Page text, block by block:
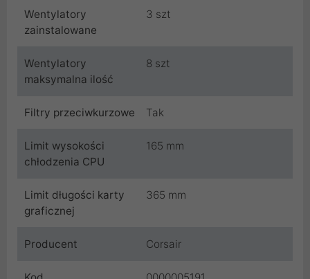
Wentylatory
zainstalowane
3 szt
Wentylatory
maksymalna ilość
8 szt
Filtry przeciwkurzowe Tak
Limit wysokości
chłodzenia CPU
165 mm
Limit długości karty
graficznej
365 mm
Producent Corsair